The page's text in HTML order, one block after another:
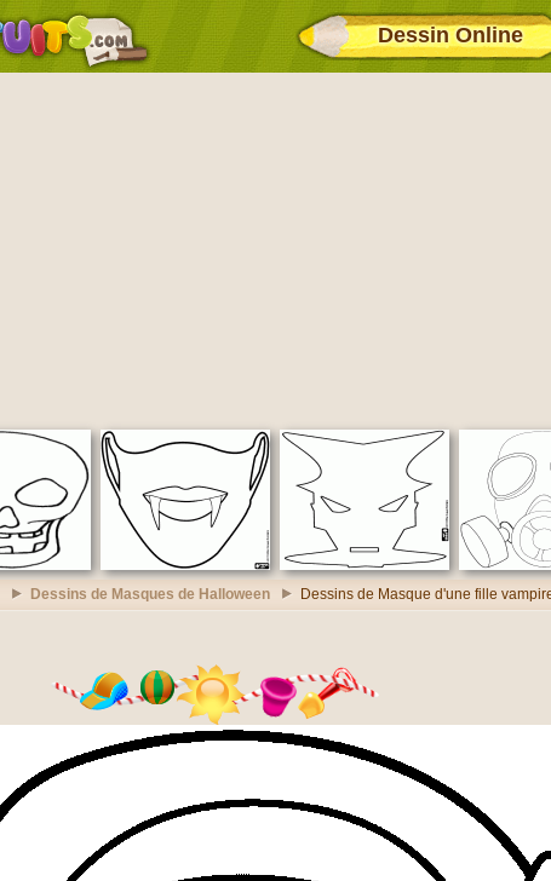
Dessin Online
Dessins de Masques de Halloween Dessins de Masque d'une fille